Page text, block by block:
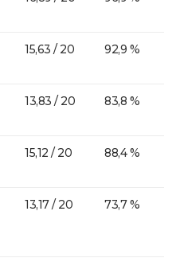
15,63 / 20 92,9 %
13,83 / 20 83,8 %
15,12 / 20 88,4 %
13,17 / 20 73,7 %